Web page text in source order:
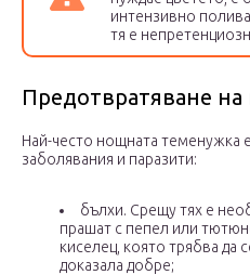
интензивно
тя е
Предотвратяване
Най-често нощната теменужка
заболявания и паразити:
бълхи. Срещу тях е
прашат с пепел или
киселец, която трябва да
доказала добре;